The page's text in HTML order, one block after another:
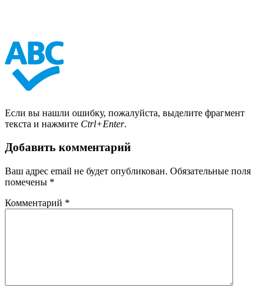
Если вы нашли ошибку, пожалуйста, выделите фрагмент
текста и нажмите Ctrl+Enter.
Добавить комментарий
Ваш адрес email не будет опубликован. Обязательные поля
помечены *
Комментарий *